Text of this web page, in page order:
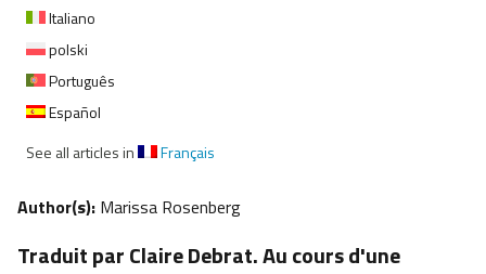
Italiano
polski
Português
Español
See all articles in
Français
Author(s): Marissa Rosenberg
Traduit par Claire Debrat. Au cours d'une